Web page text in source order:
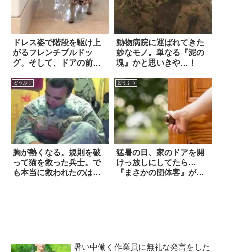
ドレス姿で階段を駆け上
がるフレンチブルドッ
グ。そして、ドアの前の
動物病院に運ばれてきた
妙なモノ。単なる『泥の
塊』かと思いきや…！
どうぶつ
胸が熱くなる。規則を破
って猫を救った兵士。で
も本当に救われたのは兵
どうぶつ
猛暑の日、家のドアを開
けっ放しにしてたら…
『まさかの団体客』が入
暑い中働く作業員に無礼な発言をした